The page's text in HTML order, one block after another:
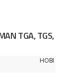
TGA, TGS,
HOBI